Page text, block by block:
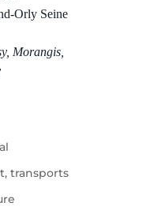
Orly Seine
Morangis,
transports